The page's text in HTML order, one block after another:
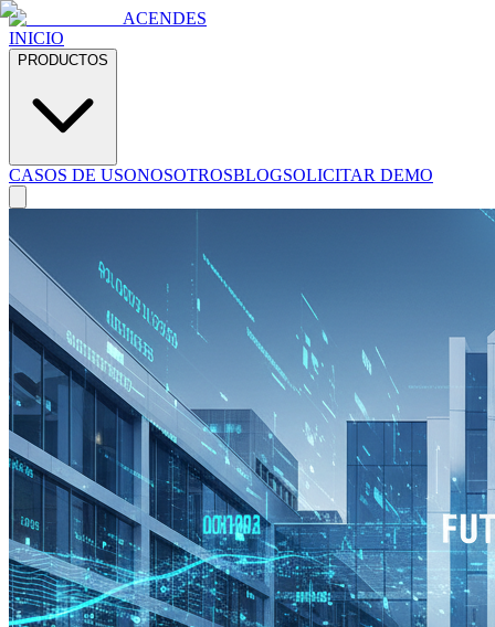
ACENDES
INICIO
PRODUCTOS
CASOS DE USONOSOTROSBLOGSOLICITAR DEMO